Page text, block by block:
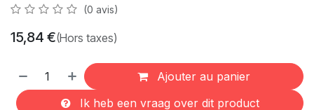
(0 avis)
15,84 €(Hors taxes)
Ajouter au panier
Ik heb een vraag over dit product